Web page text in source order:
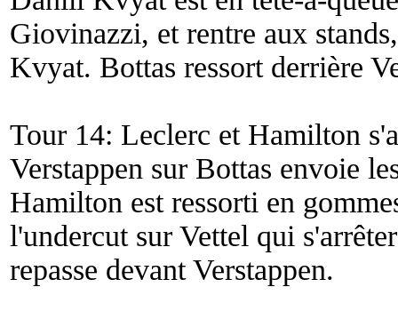
Giovinazzi, et rentre aux
Kvyat. Bottas ressort derrière
Tour 14: Leclerc et Hamilton
Verstappen sur Bottas envoie
Hamilton est ressorti en
l'undercut sur Vettel qui
repasse devant Verstappen.